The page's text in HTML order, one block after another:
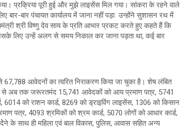
प्रक्रिया पूरी हुई और मुझे लाइसेंस मिल गया। सांकरा के रहने वाले
बार पंचायत कार्यालय में जाना नहीं पड़ा उन्होंने सुशासन रथ में
श्री विष्णु देव साय के प्रति आभार प्रकट करते हुए कहते हैं कि
लिए उन्हें अलग से समय निकाल कर जाना पड़ता था, कई बार
आवेदनों का त्वरित निराकरण किया जा चुका है। शेष लंबित
से अब तक जरूरतमंद 15,741 आवेदकों को आय प्रमाण पत्र, 5741
6014 को राशन कार्ड, 8269 को ड्राइविंग लाइसेंस, 1306 को किसान
पत्र, 4093 श्रमिकों को श्रम कार्ड, 5070 लोगों को आधार कार्ड,
के साथ ही महिला एवं बाल विकास, पुलिस, आवास सहित अन्य